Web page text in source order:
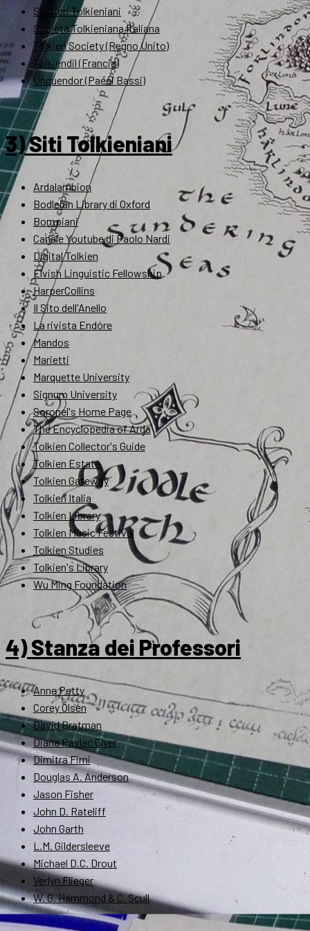
Sentieri Tolkieniani
Società Tolkieniana Italiana
Tolkien Society (Regno Unito)
Tolkiendil (Francia)
Unquendor (Paesi Bassi)
3) Siti Tolkieniani
Ardalambion
Bodleian Library di Oxford
Bompiani
Canale Youtube di Paolo Nardi
Digital Tolkien
Elvish Linguistic Fellowship
HarperCollins
Il Sito dell'Anello
La rivista Endóre
Mandos
Marietti
Marquette University
Signum University
Soronel's Home Page
The Encyclopedia of Arda
Tolkien Collector's Guide
Tolkien Estate
Tolkien Gateway
Tolkien Italia
Tolkien Library
Tolkien Music Festival
Tolkien Studies
Tolkien's Library
Wu Ming Foundation
4) Stanza dei Professori
Anne Petty
Corey Olsen
David Bratman
Diana Pavlac Glyer
Dimitra Fimi
Douglas A. Anderson
Jason Fisher
John D. Rateliff
John Garth
L.M. Gildersleeve
Michael D.C. Drout
Verlyn Flieger
W. G. Hammond & C. Scull